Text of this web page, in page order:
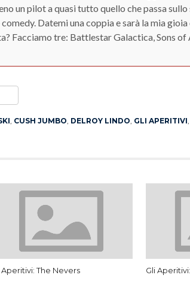
un pilot a quasi tutto quello che passa sullo
Datemi una coppia e sarà la mia
Facciamo tre: Battlestar Galactica, Sons of
, CUSH JUMBO, DELROY LINDO, GLI APERITIVI,
Aperitivi: The Nevers Gli